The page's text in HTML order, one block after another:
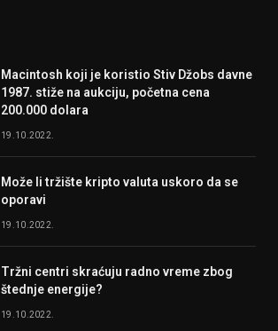
Macintosh koji je koristio Stiv Džobs davne
1987. stiže na aukciju, početna cena
200.000 dolara
19.10.2022.
Može li tržište kripto valuta uskoro da se
oporavi
19.10.2022.
Tržni centri skraćuju radno vreme zbog
štednje energije?
19.10.2022.